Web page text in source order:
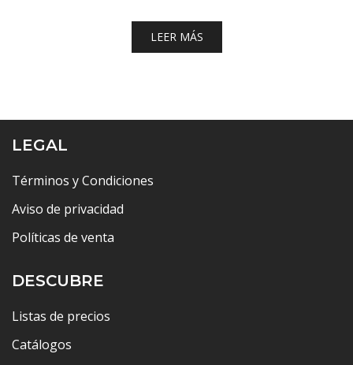
LEER MÁS
LEGAL
Términos y Condiciones
Aviso de privacidad
Políticas de venta
DESCUBRE
Listas de precios
Catálogos